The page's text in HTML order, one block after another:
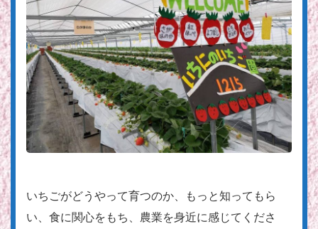
いちごがどうやって育つのか、もっと知ってもら
い、食に関心をもち、農業を身近に感じてくださ